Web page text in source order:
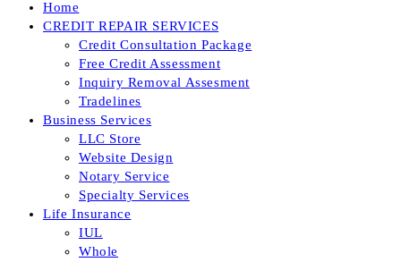
Home
CREDIT REPAIR SERVICES
Credit Consultation Package
Free Credit Assessment
Inquiry Removal Assesment
Tradelines
Business Services
LLC Store
Website Design
Notary Service
Specialty Services
Life Insurance
IUL
Whole